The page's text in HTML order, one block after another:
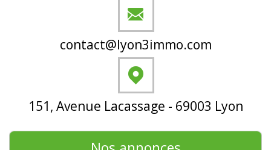
contact@lyon3immo.com
151, Avenue Lacassage - 69003 Lyon